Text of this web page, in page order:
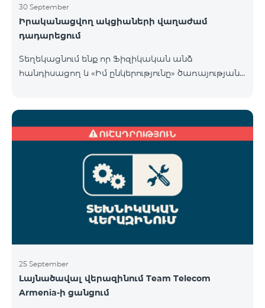
30 September
Իրականացվող ակցիաների վաղաժամ
դադարեցում
Տեղեկացնում ենք որ Ֆիզիկական անձ
հանդիսացող և «Իմ ընկերությունը» ծառայության
վաղաժամ դադարեցվել է 30․09․2024-ին ստորև
նշված քաղաքներում։ Վայք Չարենցավան
25 September
Լայնածավալ վերազինում Team Telecom
Armenia-ի ցանցում